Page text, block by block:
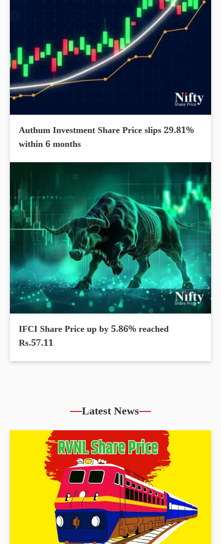
Authum Investment Share Price slips 29.81%
within 6 months
IFCI Share Price up by 5.86% reached
Rs.57.11
Latest News